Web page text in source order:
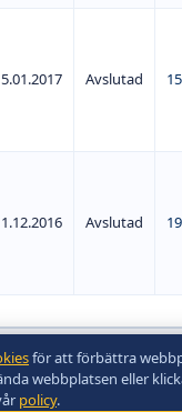
Avslutad 15
Avslutad 19
för att förbättra
webbplatsen eller
policy.